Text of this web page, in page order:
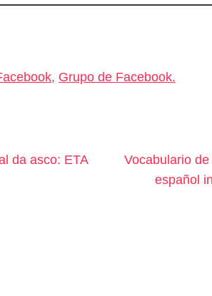
Grupo de Facebook.
da asco: ETA
Vocabulario
español